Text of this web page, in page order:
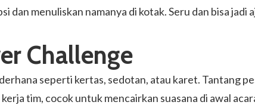
dan menuliskan namanya di kotak. Seru dan bisa jadi
Challenge
seperti kertas, sedotan, atau karet. Tantang
tim, cocok untuk mencairkan suasana di awal